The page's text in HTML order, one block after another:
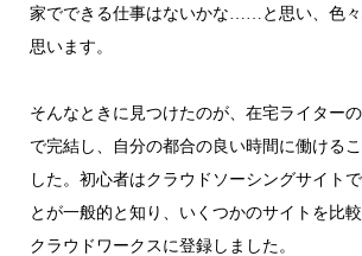
家でできる仕事はないかな……と思い、色々
思います。
そんなときに見つけたのが、在宅ライター
で完結し、自分の都合の良い時間に働ける
した。初心者はクラウドソーシングサイト
とが一般的と知り、いくつかのサイトを比
クラウドワークスに登録しました。